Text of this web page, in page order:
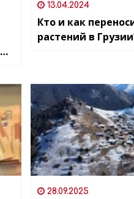
13.04.2024
Кто и как
растений в
28.09.2025